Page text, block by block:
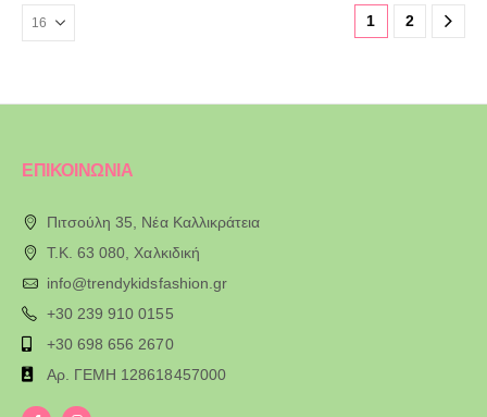
1 2
ΕΠΙΚΟΙΝΩΝΙΑ
Πιτσούλη 35, Νέα Καλλικράτεια
T.K. 63 080, Χαλκιδική
info@trendykidsfashion.gr
+30 239 910 0155
+30 698 656 2670
Αρ. ΓΕΜΗ 128618457000